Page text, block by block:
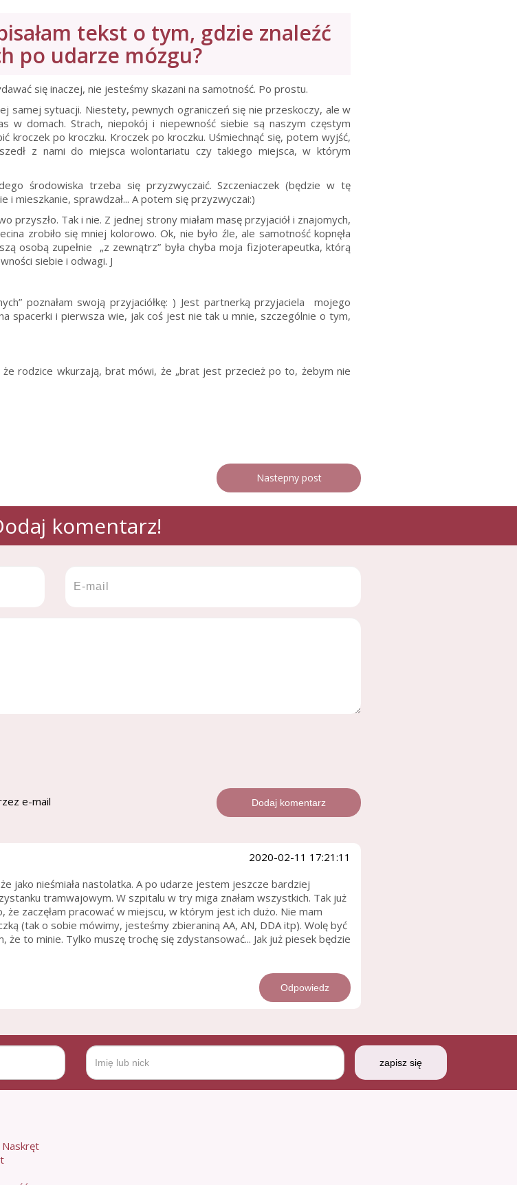
tekst o tym, gdzie znaleźć
po udarze mózgu?
się inaczej, nie jesteśmy skazani na samotność. Po prostu.
samej sytuacji. Niestety, pewnych ograniczeń się nie przeskoczy, ale w
w domach. Strach, niepokój i niepewność siebie są naszym częstym
po kroczku. Kroczek po kroczku. Uśmiechnąć się, potem wyjść,
z nami do miejsca wolontariatu czy takiego miejsca, w którym
środowiska trzeba się przyzwyczaić. Szczeniaczek (będzie w tę
i mieszkanie, sprawdzał... A potem się przyzwyczai:)
przyszło. Tak i nie. Z jednej strony miałam masę przyjaciół i znajomych,
zrobiło się mniej kolorowo. Ok, nie było źle, ale samotność kopnęła
osobą zupełnie „z zewnątrz” była chyba moja fizjoterapeutka, którą
siebie i odwagi. J
poznałam swoją przyjaciółkę: ) Jest partnerką przyjaciela mojego
spacerki i pierwsza wie, jak coś jest nie tak u mnie, szczególnie o tym,
rodzice wkurzają, brat mówi, że „brat jest przecież po to, żebym nie
Nastepny post
komentarz!
e-mail
2020-02-11 17:21:11
jako nieśmiała nastolatka. A po udarze jestem jeszcze bardziej
tramwajowym. W szpitalu w try miga znałam wszystkich. Tak już
zaczęłam pracować w miejscu, w którym jest ich dużo. Nie mam
(tak o sobie mówimy, jesteśmy zbieraniną AA, AN, DDA itp). Wolę być
że to minie. Tylko muszę trochę się zdystansować... Jak już piesek będzie
Odpowiedz
zapisz się
Naskręt